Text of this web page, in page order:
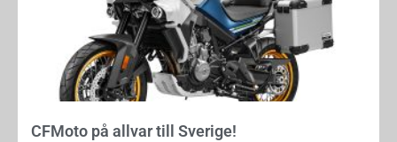
CFMoto på allvar till Sverige!